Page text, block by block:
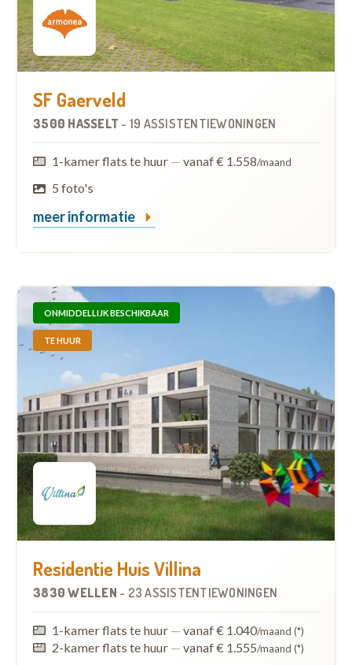
SF Gaerveld
3500 HASSELT - 19 ASSISTENTIEWONINGEN
1-kamer flats te huur — vanaf € 1.558/maand
5 foto's
meer informatie
ONMIDDELLIJK BESCHIKBAAR
TE HUUR
Residentie Huis Villina
3830 WELLEN - 23 ASSISTENTIEWONINGEN
1-kamer flats te huur — vanaf € 1.040/maand (*)
2-kamer flats te huur — vanaf € 1.555/maand (*)